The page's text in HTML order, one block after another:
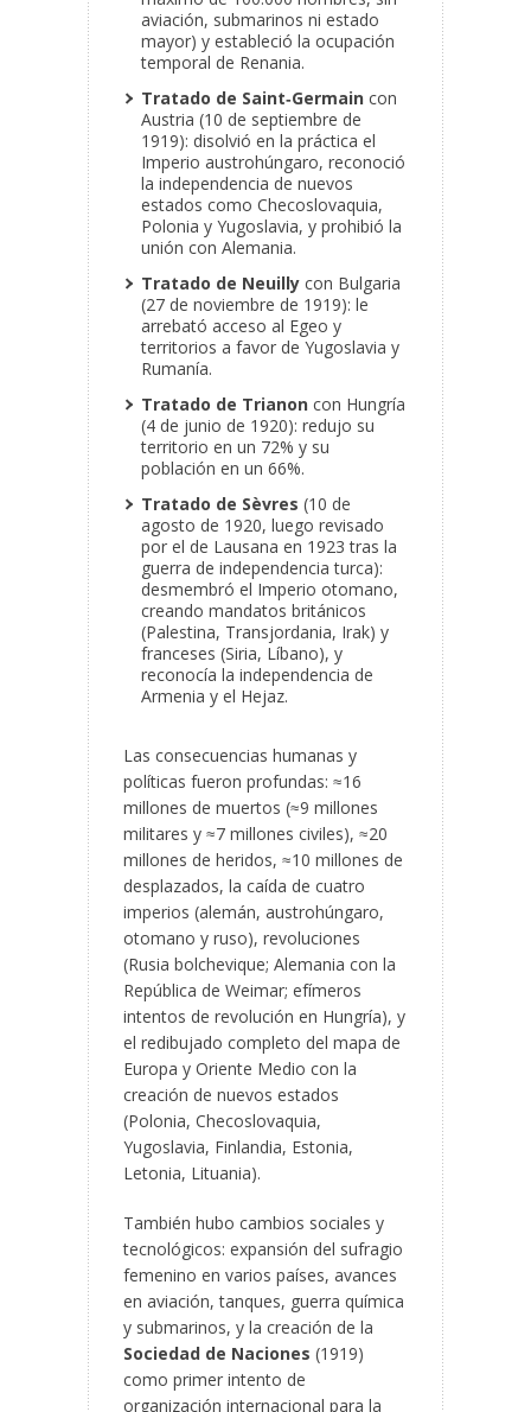
aviación, submarinos ni estado
mayor) y estableció la ocupación
temporal de Renania.
Tratado de Saint‑Germain con
Austria (10 de septiembre de
1919): disolvió en la práctica el
Imperio austrohúngaro, reconoció
la independencia de nuevos
estados como Checoslovaquia,
Polonia y Yugoslavia, y prohibió la
unión con Alemania.
Tratado de Neuilly con Bulgaria
(27 de noviembre de 1919): le
arrebató acceso al Egeo y
territorios a favor de Yugoslavia y
Rumanía.
Tratado de Trianon con Hungría
(4 de junio de 1920): redujo su
territorio en un 72% y su
población en un 66%.
Tratado de Sèvres (10 de
agosto de 1920, luego revisado
por el de Lausana en 1923 tras la
guerra de independencia turca):
desmembró el Imperio otomano,
creando mandatos británicos
(Palestina, Transjordania, Irak) y
franceses (Siria, Líbano), y
reconocía la independencia de
Armenia y el Hejaz.
Las consecuencias humanas y
políticas fueron profundas: ≈16
millones de muertos (≈9 millones
militares y ≈7 millones civiles), ≈20
millones de heridos, ≈10 millones de
desplazados, la caída de cuatro
imperios (alemán, austrohúngaro,
otomano y ruso), revoluciones
(Rusia bolchevique; Alemania con la
República de Weimar; efímeros
intentos de revolución en Hungría), y
el redibujado completo del mapa de
Europa y Oriente Medio con la
creación de nuevos estados
(Polonia, Checoslovaquia,
Yugoslavia, Finlandia, Estonia,
Letonia, Lituania).
También hubo cambios sociales y
tecnológicos: expansión del sufragio
femenino en varios países, avances
en aviación, tanques, guerra química
y submarinos, y la creación de la
Sociedad de Naciones (1919)
como primer intento de
organización internacional para la